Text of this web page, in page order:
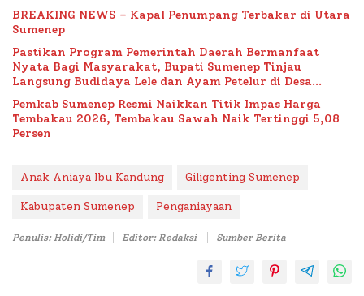
BREAKING NEWS – Kapal Penumpang Terbakar di Utara
Sumenep
Pastikan Program Pemerintah Daerah Bermanfaat
Nyata Bagi Masyarakat, Bupati Sumenep Tinjau
Langsung Budidaya Lele dan Ayam Petelur di Desa
Pemkab Sumenep Resmi Naikkan Titik Impas Harga
Tembakau 2026, Tembakau Sawah Naik Tertinggi 5,08
Persen
Anak Aniaya Ibu Kandung Giligenting Sumenep
Kabupaten Sumenep Penganiayaan
Penulis: Holidi/Tim Editor: Redaksi Sumber Berita